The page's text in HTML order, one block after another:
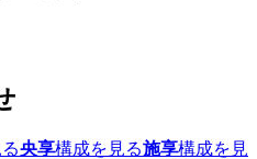
央享構成を見る施享構成を見